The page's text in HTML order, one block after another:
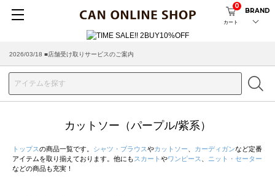
カート
0
BRAND
2026/03/18 ■店舗受け取りサービスのご案内
カットソー（パープル/紫系）
トップスの商品一覧です。 シャツ・ブラウスやカットソー カーディガンなど定番
アイテムを取り揃えております。他にも スカート やワンピース
ニット・セーター
などの商品も充実！